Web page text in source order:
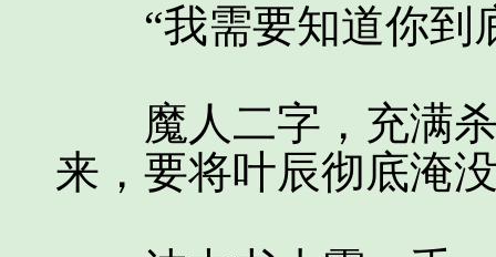
“我需要知道你到
魔人二字，充满杀
来，要将叶辰彻底淹